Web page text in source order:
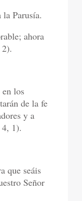
Parusía.
ahora
los
de la fe
y a
1).
que seáis
Señor